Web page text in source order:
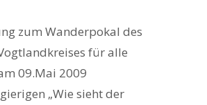
zum Wanderpokal des
für alle
09.Mai 2009
„Wie sieht der